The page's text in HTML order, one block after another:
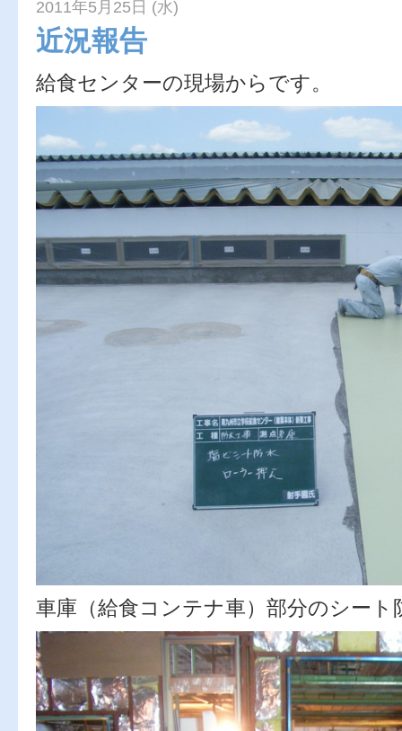
2011年5月25日 (水)
近況報告
給食センターの現場からです。
車庫（給食コンテナ車）部分のシート